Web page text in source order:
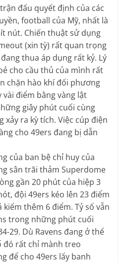
đấu quyết định của các
football của Mỹ, nhất là
nút. Chiến thuật sử dụng
(xin tỳ) rất quan trọng
thua áp dụng rất kỷ. Lý
cho cầu thủ của mình rất
chặn hào khí đối phương
vài điểm bằng vàng lật
giây phút cuối cùng
xảy ra kỳ tích. Việc cúp điện
cho 49ers đang bị dẫn
ban bệ chỉ huy của
sân trãi thảm Superdome
gần 20 phút của hiệp 3
đội 49ers kéo lên 23 điểm
kiếm thêm 6 điểm. Tỷ số vẫn
trong những phút cuối
29. Dù Ravens đang ở thế
đó rất chỉ mành treo
để cho 49ers lấy banh